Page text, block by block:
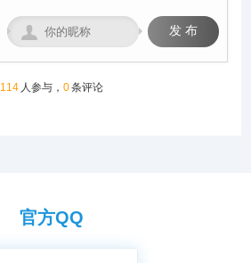
诚信三公监督管理措施，严厉
打击作弊等恶劣行为，维护广
发 布

114 人参与， 0条评论
官方QQ